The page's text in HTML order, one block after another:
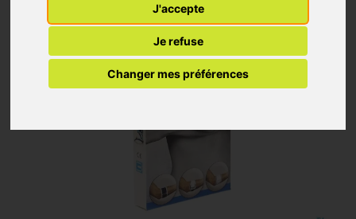
J'accepte
Je refuse
Changer mes préférences